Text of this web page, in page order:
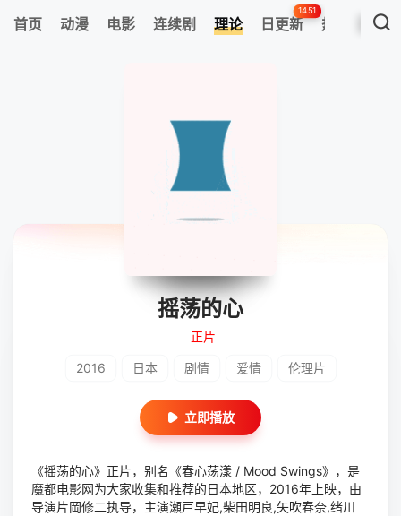
首页 动漫 电影 连续剧 理论 日更新
1451
热搜榜
摇荡的心
正片
2016 日本 剧情 爱情 伦理片
立即播放
《摇荡的心》正片，别名《春心荡漾 / Mood Swings》，是
魔都电影网为大家收集和推荐的日本地区，2016年上映，由
导演片岡修二执导，主演瀬戸早妃,柴田明良,矢吹春奈,绪川